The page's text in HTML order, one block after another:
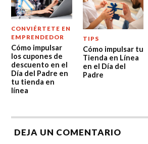
CONVIÉRTETE EN
EMPRENDEDOR
Cómo impulsar
los cupones de
descuento en el
Día del Padre en
tu tienda en
línea
TIPS
Cómo impulsar tu
Tienda en Línea
en el Día del
Padre
DEJA UN COMENTARIO